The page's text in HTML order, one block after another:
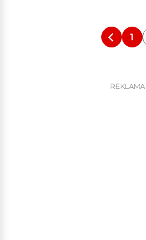
1
REKLAMA